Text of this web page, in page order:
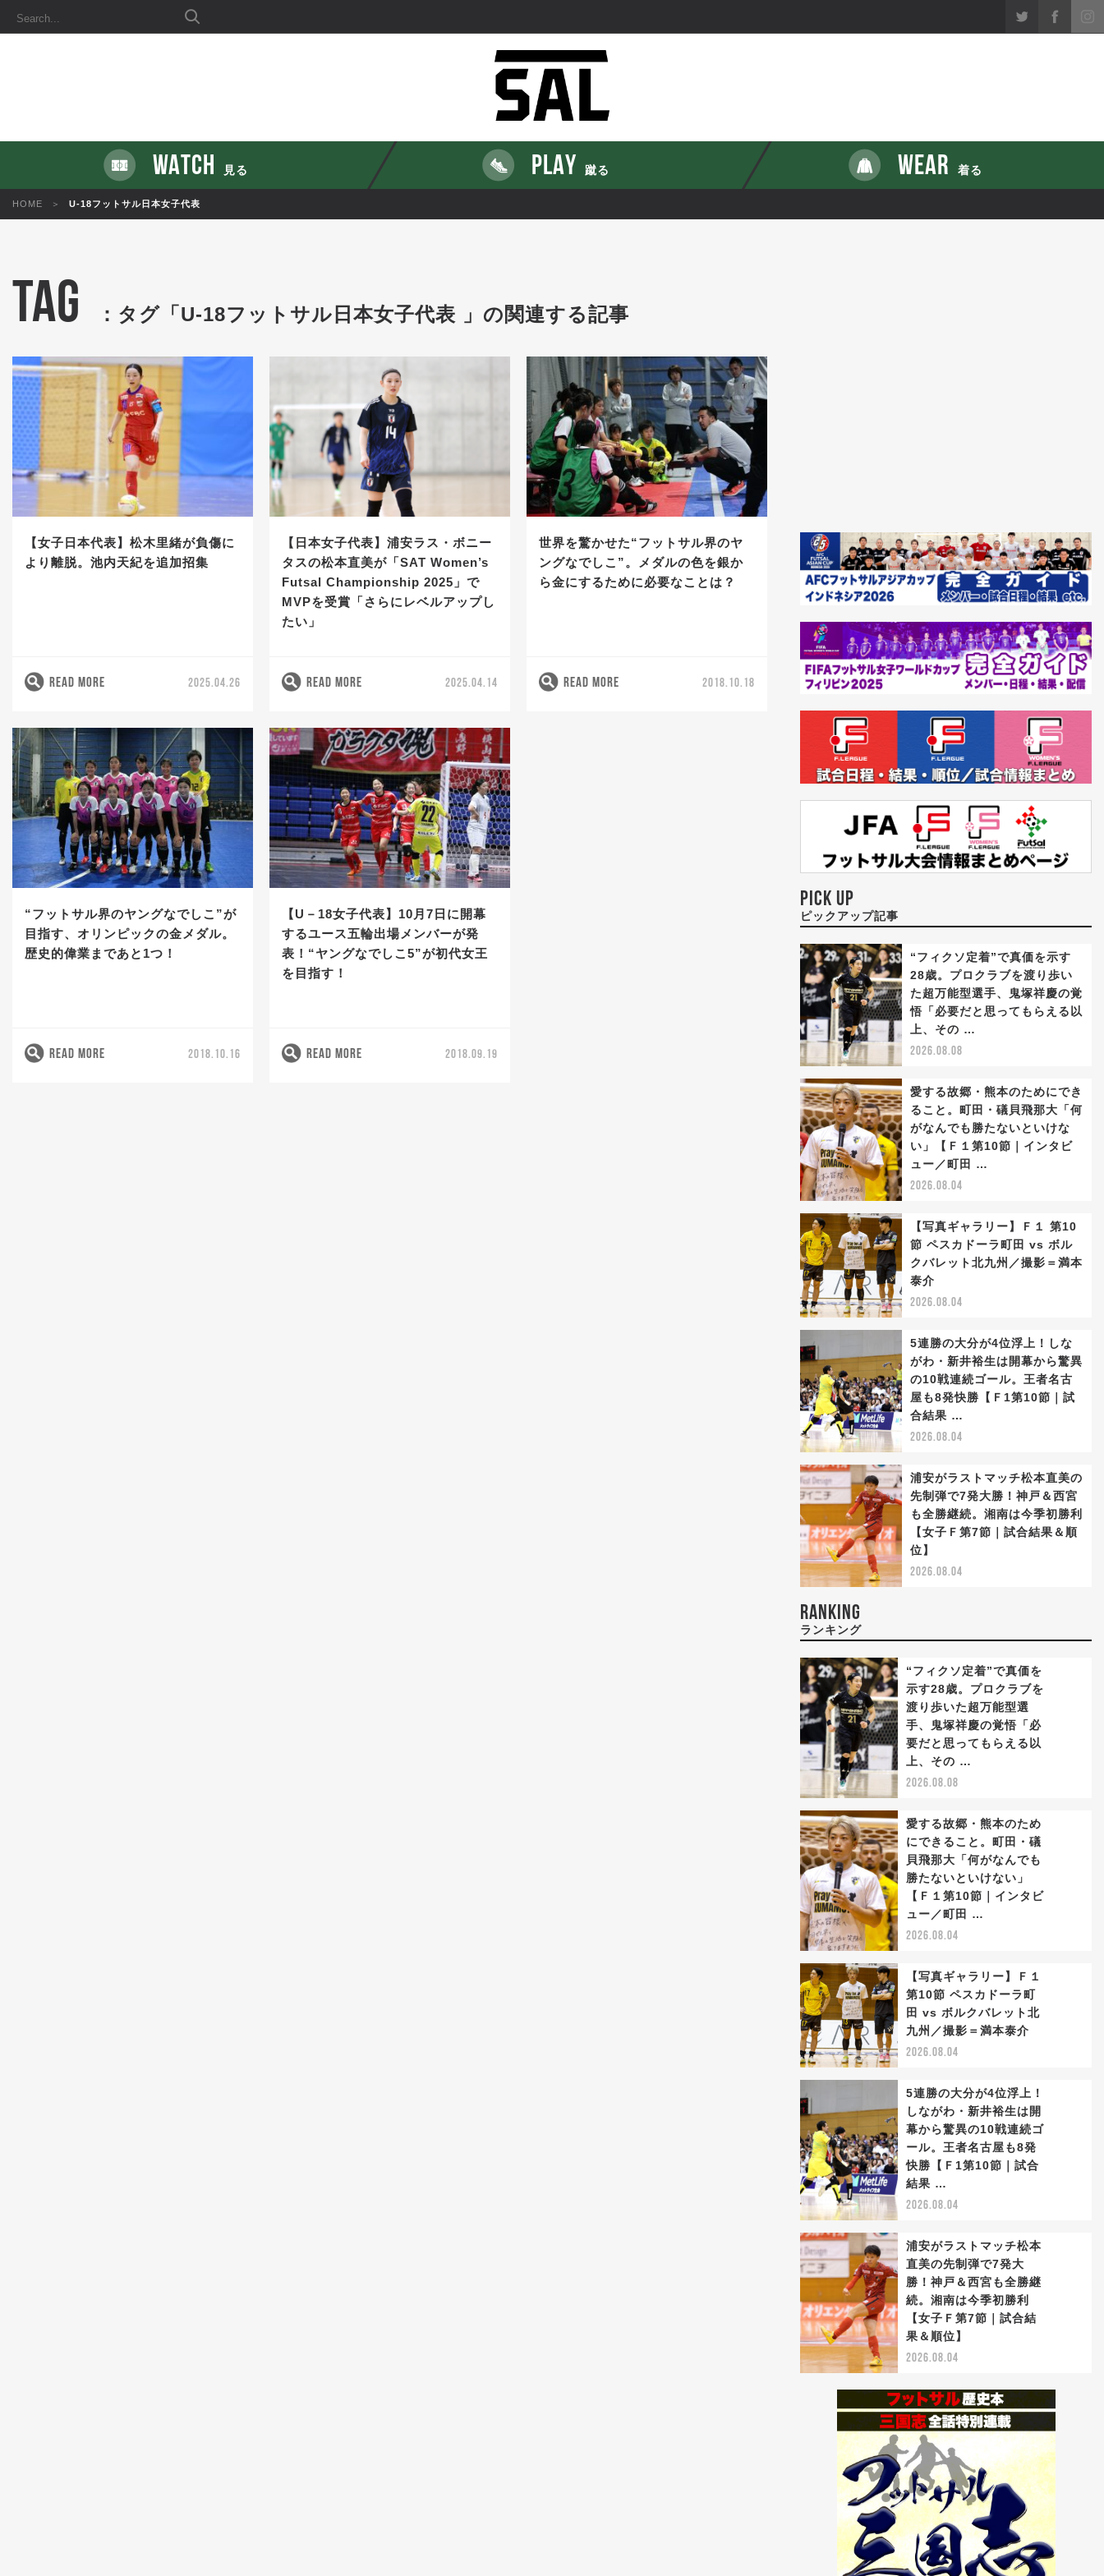
WATCH 見る PLAY 蹴る WEAR 着る
HOME U-18フットサル日本女子代表
TAG ：タグ「U-18フットサル日本女子代表 」の関連する記事
【女子日本代表】松木里緒が負傷に
より離脱。池内天紀を追加招集
READ MORE 2025.04.26
【日本女子代表】浦安ラス・ボニー
タスの松本直美が「SAT Women’s
Futsal Championship 2025」で
MVPを受賞「さらにレベルアップし
たい」
READ MORE 2025.04.14
世界を驚かせた“フットサル界のヤ
ングなでしこ”。メダルの色を銀か
ら金にするために必要なことは？
READ MORE 2018.10.18
“フットサル界のヤングなでしこ”が
目指す、オリンピックの金メダル。
歴史的偉業まであと1つ！
READ MORE 2018.10.16
【U－18女子代表】10月7日に開幕
するユース五輪出場メンバーが発
表！“ヤングなでしこ5”が初代女王
を目指す！
READ MORE 2018.09.19
PICK UP
ピックアップ記事
“フィクソ定着”で真価を示す
28歳。プロクラブを渡り歩い
た超万能型選手、鬼塚祥慶の覚
悟「必要だと思ってもらえる以
上、その …
2026.08.08
愛する故郷・熊本のためにでき
ること。町田・礒貝飛那大「何
がなんでも勝たないといけな
い」【Ｆ１第10節｜インタビ
ュー／町田 …
2026.08.04
【写真ギャラリー】Ｆ１ 第10
節 ペスカドーラ町田 vs ボル
クバレット北九州／撮影＝満本
泰介
2026.08.04
5連勝の大分が4位浮上！しな
がわ・新井裕生は開幕から驚異
の10戦連続ゴール。王者名古
屋も8発快勝【Ｆ1第10節｜試
合結果 …
2026.08.04
浦安がラストマッチ松本直美の
先制弾で7発大勝！神戸＆西宮
も全勝継続。湘南は今季初勝利
【女子Ｆ第7節｜試合結果＆順
位】
2026.08.04
RANKING
ランキング
“フィクソ定着”で真価を
示す28歳。プロクラブを
渡り歩いた超万能型選
手、鬼塚祥慶の覚悟「必
要だと思ってもらえる以
上、その …
2026.08.08
愛する故郷・熊本のため
にできること。町田・礒
貝飛那大「何がなんでも
勝たないといけない」
【Ｆ１第10節｜インタビ
ュー／町田 …
2026.08.04
【写真ギャラリー】Ｆ１
第10節 ペスカドーラ町
田 vs ボルクバレット北
九州／撮影＝満本泰介
2026.08.04
5連勝の大分が4位浮上！
しながわ・新井裕生は開
幕から驚異の10戦連続ゴ
ール。王者名古屋も8発
快勝【Ｆ1第10節｜試合
結果 …
2026.08.04
浦安がラストマッチ松本
直美の先制弾で7発大
勝！神戸＆西宮も全勝継
続。湘南は今季初勝利
【女子Ｆ第7節｜試合結
果＆順位】
2026.08.04